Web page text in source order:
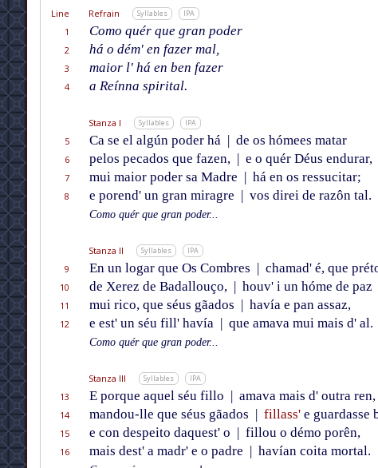
Line Refrain Syllables IPA
1
Como quér que gran poder
2
há o dém' en fazer mal,
3
maior l' há en ben fazer
4
a Reínna spirital.
Stanza I Syllables IPA
5 Ca se el algún poder há | de os hómees matar
6
pelos pecados que fazen, | e o quér Déus endurar,
7
mui maior poder sa Madre | há en os ressucitar;
8
e porend' un gran miragre | vos direi de razôn tal.
Como quér que gran poder...
Stanza II Syllables IPA
9 En un logar que Os Combres | chamad' é, que
10
de Xerez de Badallouço, | houv' i un hóme de paz
11
mui rico, que séus gãados | havía e pan assaz,
12
e est' un séu fill' havía | que amava mui mais d' al.
Como quér que gran poder...
Stanza III Syllables IPA
13 E porque aquel séu fillo | amava mais d' outra ren,
14
mandou-lle que séus gãados | fillass'e guardasse
15
e con despeito daquest' o | fillou o démo porên,
16
mais dest' a madr' e o padre | havían coita mortal.